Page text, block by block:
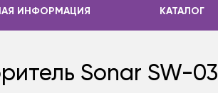
ИНФОРМАЦИЯ КАТАЛОГ
Sonar SW-03